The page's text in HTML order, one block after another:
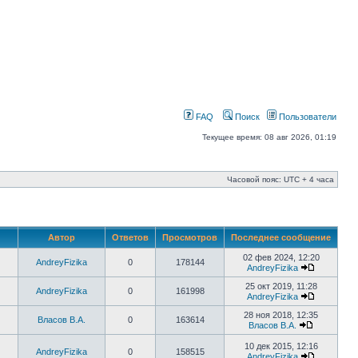
FAQ Поиск Пользователи
Текущее время: 08 авг 2026, 01:19
Часовой пояс: UTC + 4 часа
Автор Ответов Просмотров Последнее сообщение
AndreyFizika 0 178144
02 фев 2024, 12:20
AndreyFizika
AndreyFizika 0 161998
25 окт 2019, 11:28
AndreyFizika
Власов В.А. 0 163614
28 ноя 2018, 12:35
Власов В.А.
AndreyFizika 0 158515
10 дек 2015, 12:16